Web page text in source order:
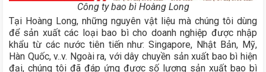
Công ty bao bì Hoàng Long
Tại Hoàng Long, những nguyên vật liệu mà chúng tôi dùng
để sản xuất các loại bao bì cho doanh nghiệp được nhập
khẩu từ các nước tiên tiến như: Singapore, Nhật Bản, Mỹ,
Hàn Quốc, v..v. Ngoài ra, với dây chuyền sản xuất bao bì hiện
đại, chúng tôi đã đáp ứng được số lượng sản xuất bao bì